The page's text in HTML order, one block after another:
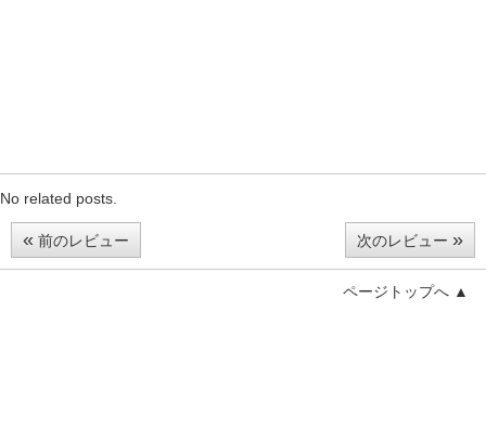
No related posts.
« 前のレビュー 次のレビュー »
ページトップへ ▲